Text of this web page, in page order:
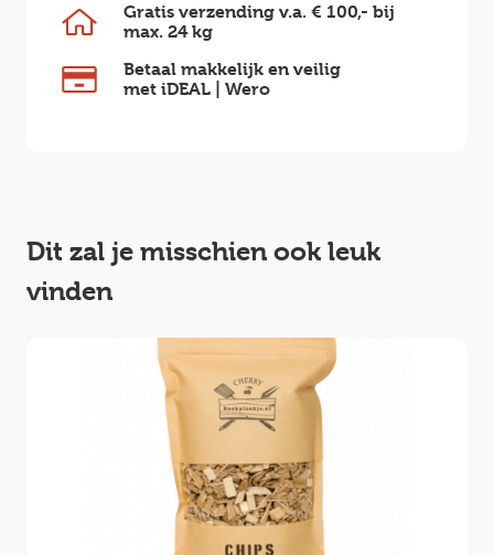
Gratis verzending v.a. € 100,- bij
max. 24 kg
Betaal makkelijk en veilig
met iDEAL | Wero
Dit zal je misschien ook leuk
vinden